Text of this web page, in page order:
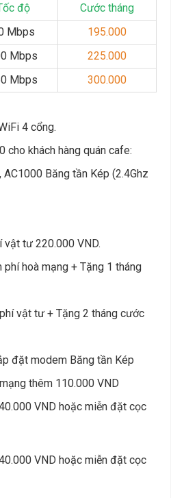
độ
Cước tháng
Mbps
195.000
Mbps
225.000
Mbps 300.000
4 cổng.
cho khách hàng quán cafe:
Băng tần Kép (2.4Ghz
tư 220.000 VND.
hoà mạng + Tặng 1 tháng
vật tư + Tặng 2 tháng cước
đặt modem Băng tần Kép
thêm 110.000 VND
VND hoặc miễn đặt cọc
VND hoặc miễn đặt cọc